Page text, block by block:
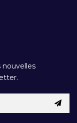
nouvelles